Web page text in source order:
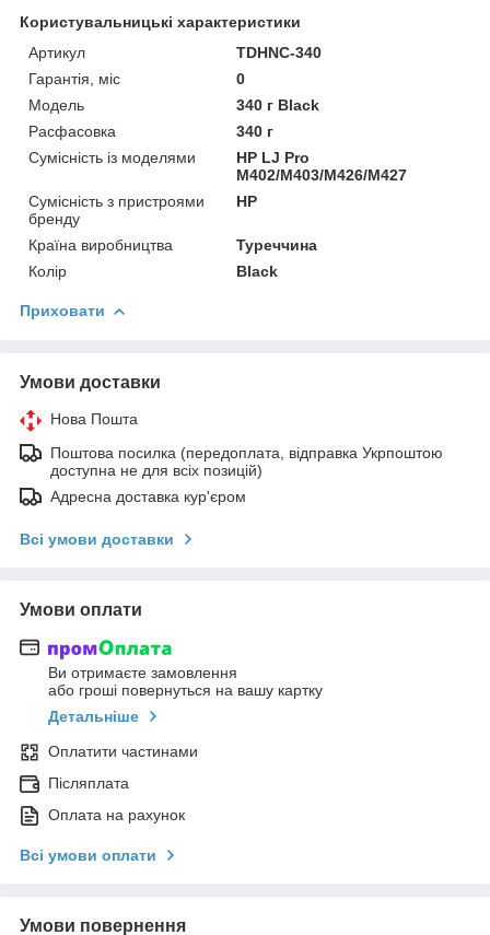
Користувальницькі характеристики
Артикул
TDHNC-340
Гарантія, міс
0
Мoдель
340 г Black
Расфасовка
340 г
Сумісність із моделями
HP LJ Pro
M402/M403/M426/M427
Сумісність з пристроями
бренду
HP
Країна виробництва
Туреччина
Колір
Black
Приховати
Умови доставки
Нова Пошта
Поштова посилка (передоплата, відправка Укрпоштою
доступна не для всіх позицій)
Адресна доставка кур'єром
Всі умови доставки
Умови оплати
Ви отримаєте замовлення
або гроші повернуться на вашу картку
Детальніше
Оплатити частинами
Післяплата
Оплата на рахунок
Всі умови оплати
Умови повернення